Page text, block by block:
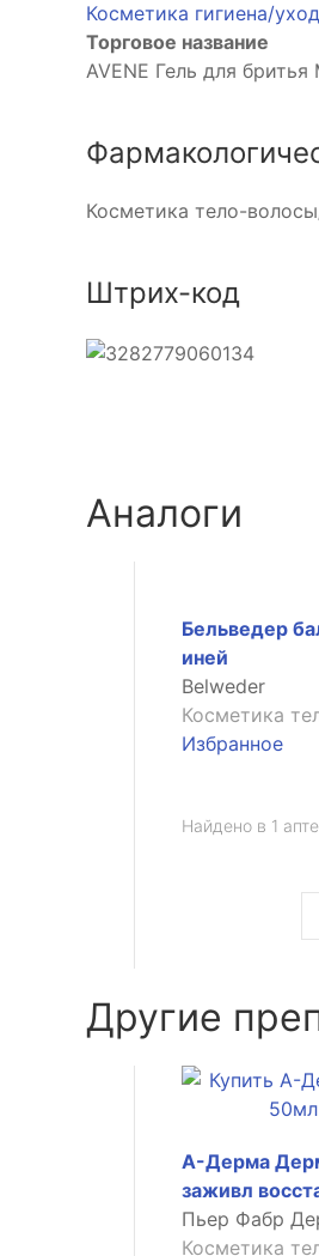
Косметика гигиена/уход
Торговое название
AVENE Гель для бритья
Косметика тело-
Штрих-код
Аналоги
Бельведер
иней
Belweder
Косметика
Избранное
Найдено в 1
Другие
А-Дерма
заживл
Пьер Фабр
Косметика